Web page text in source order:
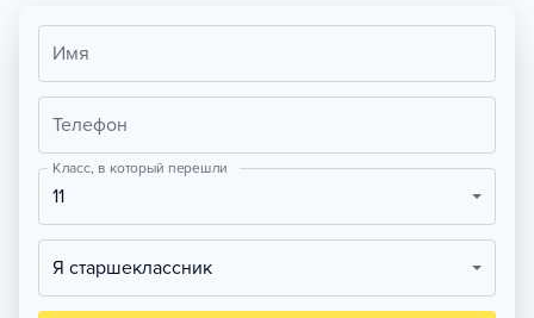
Имя
Телефон
Класс, в который перешли
11
Я старшеклассник